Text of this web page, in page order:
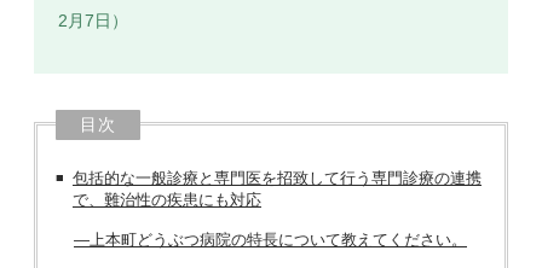
2月7日）
目次
包括的な一般診療と専門医を招致して行う専門診療の連携
で、難治性の疾患にも対応
―上本町どうぶつ病院の特長について教えてください。